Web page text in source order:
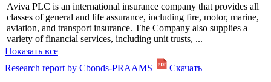
Aviva PLC is an international insurance company that provides all
classes of general and life assurance, including fire, motor, marine,
aviation, and transport insurance. The Company also supplies a
variety of financial services, including unit trusts, ...
Показать все
Research report by Cbonds-PRAAMS
Скачать